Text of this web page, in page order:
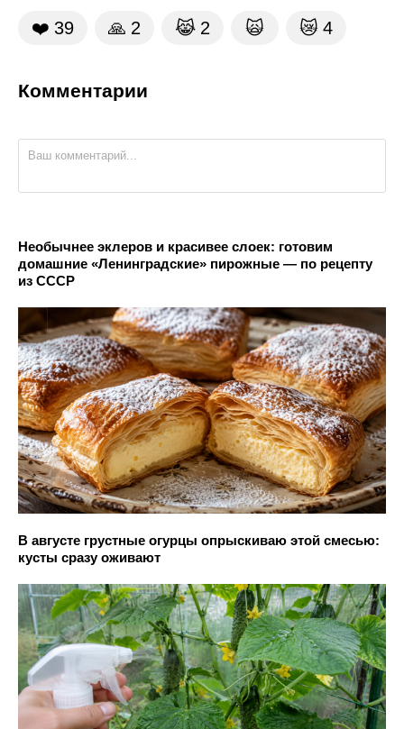
❤️ 39 🙏 2 😹 2 🙀 😿 4
Комментарии
Необычнее эклеров и красивее слоек: готовим
домашние «Ленинградские» пирожные — по рецепту
из СССР
В августе грустные огурцы опрыскиваю этой смесью:
кусты сразу оживают